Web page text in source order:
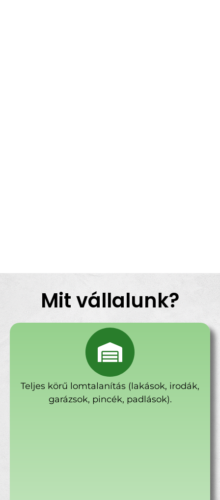
Mit vállalunk?
Teljes körű lomtalanítás (lakások, irodák,
garázsok, pincék, padlások).